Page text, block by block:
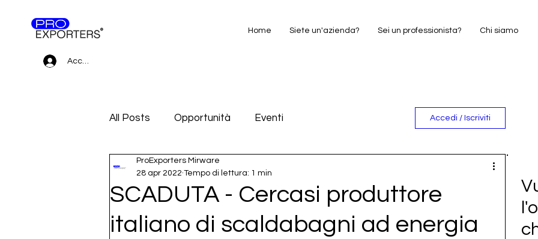
Accedi
Home Siete un'azienda? Sei un professionista? Chi siamo
All Posts Opportunità Eventi
Gare d'appalto e Subforniture
Accedi / Iscriviti
SCADUTA - Cercasi produttore
italiano di scaldabagni ad energia
ProExporters Mirware
28 apr 2022 Tempo di lettura: 1 min